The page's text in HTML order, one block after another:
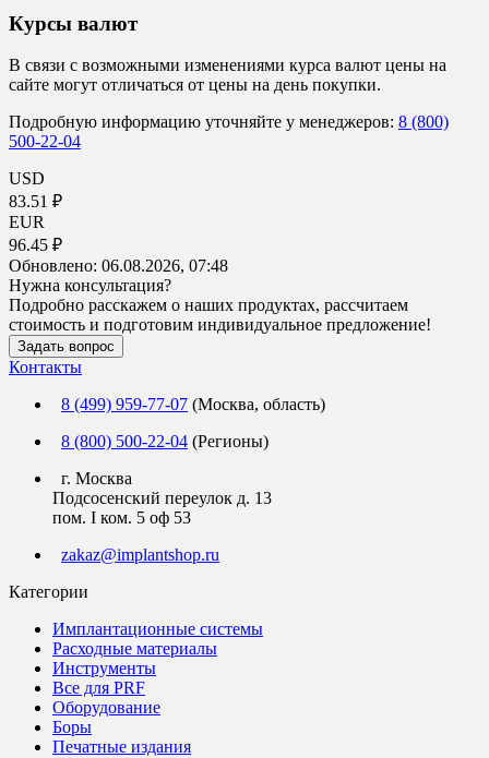
Курсы валют
В связи с возможными изменениями курса валют цены на
сайте могут отличаться от цены на день покупки.
Подробную информацию уточняйте у менеджеров: 8 (800)
500-22-04
USD
83.51 ₽
EUR
96.45 ₽
Обновлено: 06.08.2026, 07:48
Нужна консультация?
Подробно расскажем о наших продуктах, рассчитаем
стоимость и подготовим индивидуальное предложение!
Задать вопрос
Контакты
8 (499) 959-77-07 (Москва, область)
8 (800) 500-22-04 (Регионы)
г. Москва
Подсосенский переулок д. 13
пом. I ком. 5 оф 53
zakaz@implantshop.ru
Категории
Имплантационные системы
Расходные материалы
Инструменты
Все для PRF
Оборудование
Боры
Печатные издания